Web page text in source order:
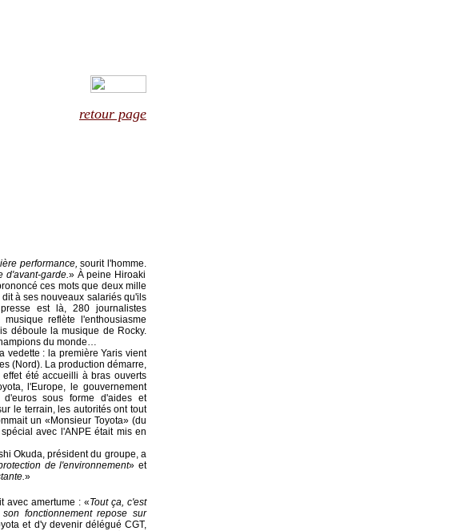
retour page
performance,sourit l'homme.
d'avant-garde.» À peine Hiroaki
ces mots que deux mille
à ses nouveaux salariés qu'ils
est là, 280 journalistes
reflète l'enthousiasme
déboule la musique de Rocky.
du monde…
vedette : la première Yaris vient
(Nord). La production démarre,
été accueilli à bras ouverts
l'Europe, le gouvernement
sous forme d'aides et
le terrain, les autorités ont tout
un «Monsieur Toyota» (du
avec l'ANPE était mis en
Okuda, président du groupe, a
de l'environnement» et
»
avec amertume : «Tout ça, c'est
fonctionnement repose sur
et d'y devenir délégué CGT,